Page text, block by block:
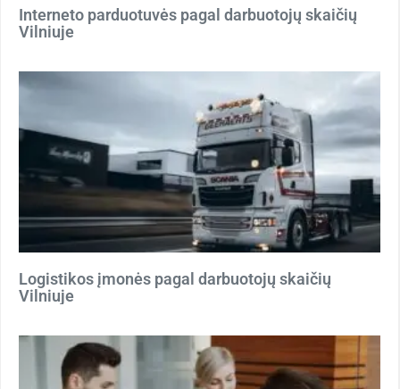
Interneto parduotuvės pagal darbuotojų skaičių
Vilniuje
Logistikos įmonės pagal darbuotojų skaičių
Vilniuje